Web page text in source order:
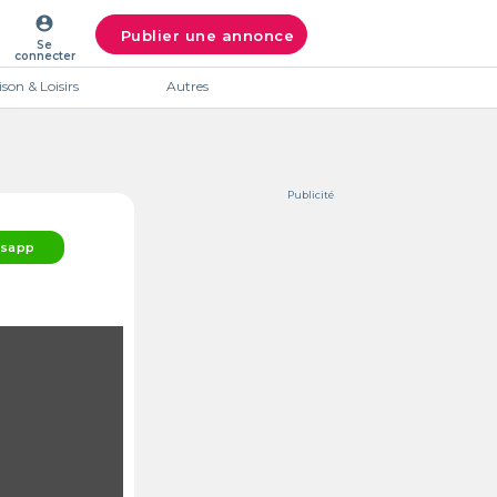
account_circle
Se
connecter
Publier une annonce
& Loisirs Autres
Publicité